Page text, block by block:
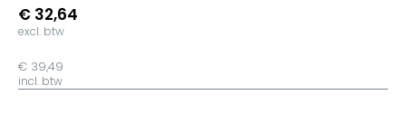
€ 32,64
excl. btw
€ 39,49
incl. btw